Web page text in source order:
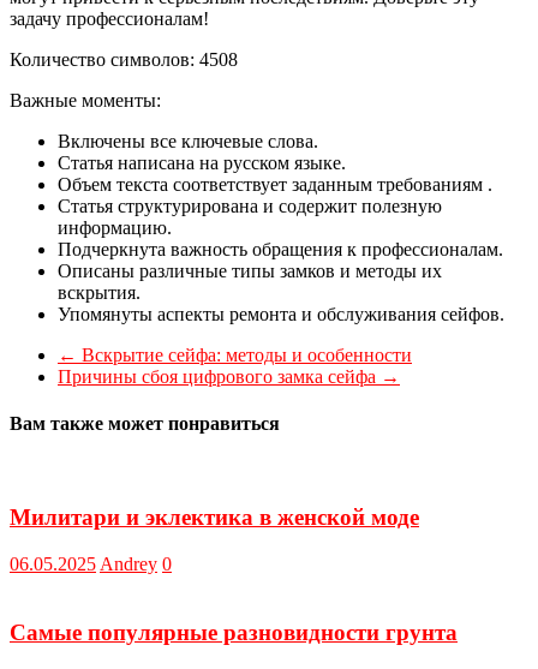
задачу профессионалам!
Количество символов: 4508
Важные моменты:
Включены все ключевые слова.
Статья написана на русском языке.
Объем текста соответствует заданным требованиям .
Статья структурирована и содержит полезную
информацию.
Подчеркнута важность обращения к профессионалам.
Описаны различные типы замков и методы их
вскрытия.
Упомянуты аспекты ремонта и обслуживания сейфов.
← Вскрытие сейфа: методы и особенности
Причины сбоя цифрового замка сейфа →
Вам также может понравиться
Милитари и эклектика в женской моде
06.05.2025 Andrey 0
Самые популярные разновидности грунта